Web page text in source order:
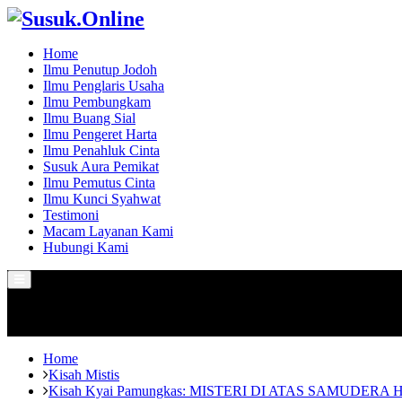
Home
Ilmu Penutup Jodoh
Ilmu Penglaris Usaha
Ilmu Pembungkam
Ilmu Buang Sial
Ilmu Pengeret Harta
Ilmu Penahluk Cinta
Susuk Aura Pemikat
Ilmu Pemutus Cinta
Ilmu Kunci Syahwat
Testimoni
Macam Layanan Kami
Hubungi Kami
Menu
Home
Kisah Mistis
Kisah Kyai Pamungkas: MISTERI DI ATAS SAMUDERA